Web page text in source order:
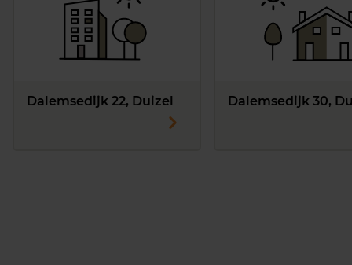
Dalemsedijk 22, Duizel Dalemsedijk 30,